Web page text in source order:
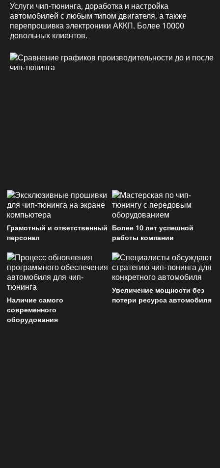
Услуги чип-тюнинга, доработка и настройка
автомобилей с любым типом двигателя, а также
перепрошивка электроники АККП. Более 10000
довольных клиентов.
Грамотный и ответственный
персонал
Более 10 лет успешной
работы компании
Наличие самого
современного
оборудования
Увеличение мощности без
потери ресурса автомобиля